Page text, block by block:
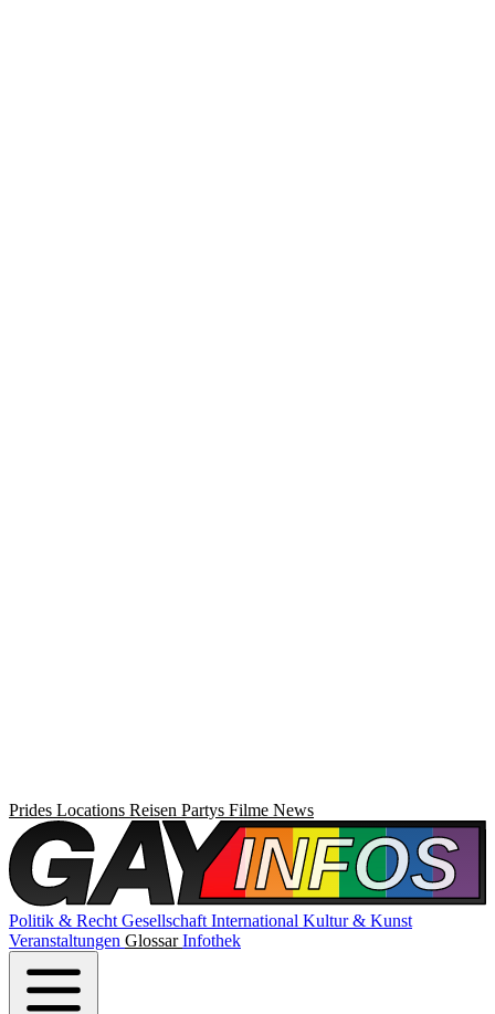
Prides Locations Reisen Partys Filme News
Politik & Recht Gesellschaft International Kultur & Kunst
Veranstaltungen GlossarInfothek